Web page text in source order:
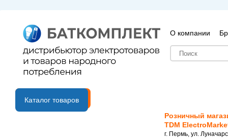
О компании
B2B портал
Каталог товаров
Розничный
TDM
г. Пермь, ул.